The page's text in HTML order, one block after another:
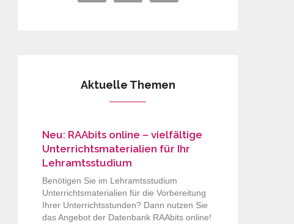
Aktuelle Themen
Neu: RAAbits online – vielfältige
Unterrichtsmaterialien für Ihr
Lehramtsstudium
Benötigen Sie im Lehramtsstudium
Unterrichtsmaterialien für die Vorbereitung
Ihrer Unterrichtsstunden? Dann nutzen Sie
das Angebot der Datenbank RAAbits online!